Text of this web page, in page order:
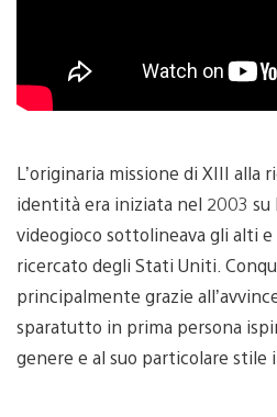
L’originaria missione di XIII alla
identità era iniziata nel 2003 su
videogioco sottolineava gli alti e
ricercato degli Stati Uniti.
principalmente grazie
sparatutto in prima persona
genere e al suo particolare stile